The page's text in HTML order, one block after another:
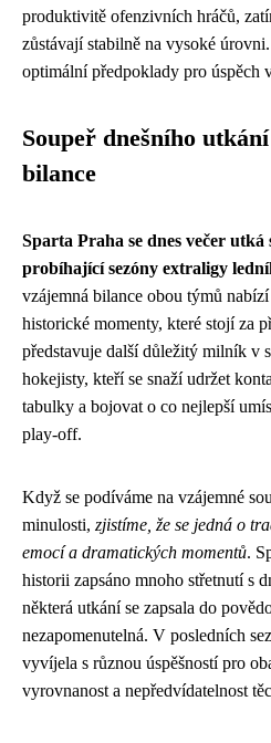
produktivitě ofenzivních hráčů,
zůstávají stabilně na vysoké
optimální předpoklady pro úspěch
Soupeř dnešního
bilance
Sparta Praha se dnes večer
probíhající sezóny extraligy
vzájemná bilance obou týmů
historické momenty, které stojí za
představuje další důležitý milník v
hokejisty, kteří se snaží udržet
tabulky a bojovat o co nejlepší
play-off.
Když se podíváme na vzájemné
minulosti, zjistíme, že se jedná o
emocí a dramatických momentů.
historii zapsáno mnoho střetnutí s
některá utkání se zapsala do
nezapomenutelná. V posledních
vyvíjela s různou úspěšností pro
vyrovnanost a nepředvídatelnost